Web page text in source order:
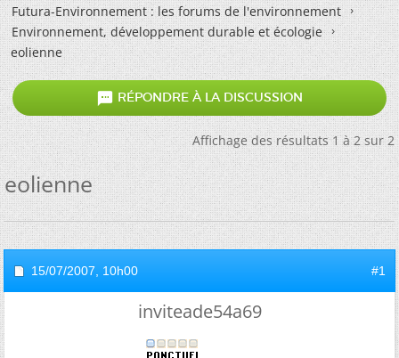
Futura-Environnement : les forums de l'environnement
Environnement, développement durable et écologie
eolienne
 RÉPONDRE À LA DISCUSSION
Affichage des résultats 1 à 2 sur 2
eolienne
15/07/2007, 10h00 #1
inviteade54a69